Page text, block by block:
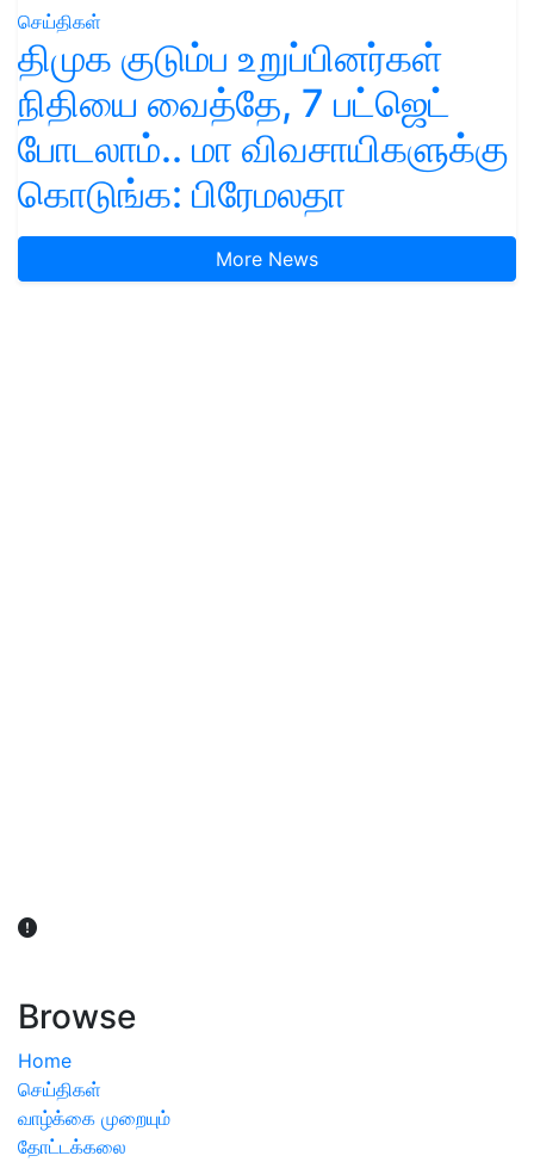
செய்திகள்
திமுக குடும்ப உறுப்பினர்கள்
நிதியை வைத்தே, 7 பட்ஜெட்
போடலாம்.. மா விவசாயிகளுக்கு
கொடுங்க: பிரேமலதா
More News
Browse
Home
செய்திகள்
வாழ்க்கை முறையும்
தோட்டக்கலை